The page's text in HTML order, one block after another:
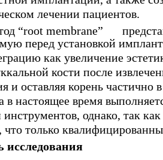
лечении пациентов.
“root membrane”
перед установкой
как увеличение
кости после
и оставляя корень частично
в настоящее время
однако, так
что только
исследования